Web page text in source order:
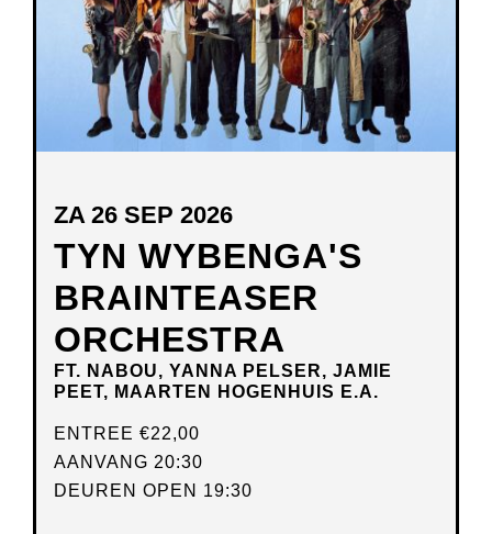
TYN WYBENGA'S
BRAINTEASER
ORCHESTRA
FT. NABOU, YANNA PELSER, JAMIE
PEET, MAARTEN HOGENHUIS E.A.
ZA 26 SEP 2026
ENTREE €22,00
AANVANG 20:30
DEUREN OPEN 19:30